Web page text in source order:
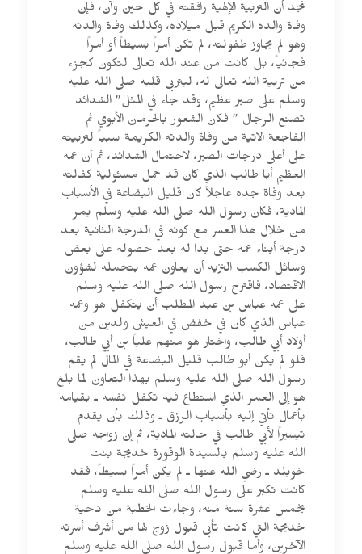
نجد أن التربية الإلهية رافقته في كل حين وآن، فإن
وفاة والده الكريم قبل ميلاده، وكذلك وفاة والدته
وهو لم يجاوز طفولته، لم تكن أمراً بسيطاً أو أمراً
فجائياً، بل كانت من عند الله تعالى لتكون كجزء
من تربية الله تعالى له، ليتربى قلبه صلى الله عليه
وسلم على صبر عظيم، وقد جاء في المثل” الشدائد
تصنع الرجال ” فكان الشعور بالحرمان الأبوي ثم
الفاجعة الآتية من وفاة والدته الكريمة سبباً لتربيته
على أعلى درجات الصبر، لاحتمال الشدائد، ثم أن عمه
العظيم أبا طالب الذي كان قد حمل مسئولية كفالته
بعد وفاة جده عاجلاً كان قليل البضاعة في الأسباب
المادية، فكان رسول الله صلى الله عليه وسلم يمر
من خلال هذا العسر مع كونه في الدرجة الثانية بعد
درجة أبناء عمه حتى بدا له بعد حصوله على بعض
وسائل الكسب النزيه أن يعاون عمه بتحمله لشؤون
الاقتصاد، فاقترح رسول الله صلى الله عليه وسلم
على عمه عباس بن عبد المطلب أن يتكفل هو وعمه
عباس الذي كان في خفض في العيش ولدين من
أولاد أبي طالب، واختار هو منهم علياً بن أبي طالب،
فلو لم يكن أبو طالب قليل البضاعة في المال لم يقم
رسول الله صلى الله عليه وسلم بهذا التعاون لما بلغ
هو إلى العمر الذي استطاع فيه تكفل نفسه ـ بقيامه
بأعمال تأتي إليه بأسباب الرزق ـ وذلك بأن يقدم
تيسيراً لأبي طالب في حالته المادية، ثم إن زواجه صلى
الله عليه وسلم بالسيدة الوقورة خديجة بنت
خويلد ـ رضي الله عنها ـ لم يكن أمراً بسيطاً، فقد
كانت تكبر على رسول الله صلى الله عليه وسلم
بخمس عشرة سنة منه، وجاءت الخطبة من ناحية
خديجة التي كانت تأبى قبول زوج لها من أشراف أسرته
الآخرين، وأما قبول رسول الله صلى الله عليه وسلم